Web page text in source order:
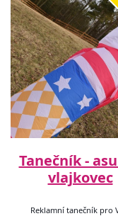
Tanečník -
vlajkovec
Reklamní tanečník pro